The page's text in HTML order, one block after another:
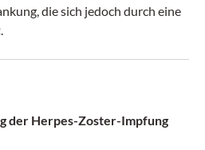
die sich jedoch durch eine
der Herpes-Zoster-Impfung